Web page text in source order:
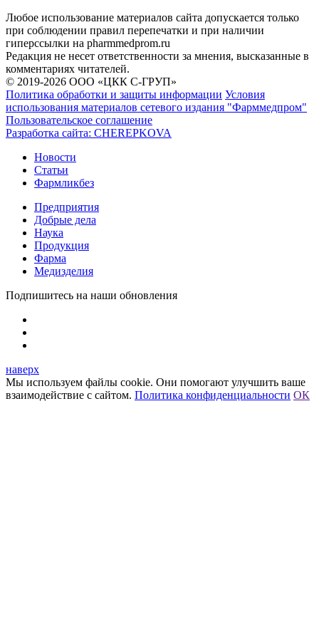
Любое использование материалов сайта допускается только
при соблюдении правил перепечатки и при наличии
гиперссылки на pharmmedprom.ru
Редакция не несет ответственности за мнения, высказанные в
комментариях читателей.
© 2019-2026 ООО «ЦКК С-ГРУП»
Политика обработки и защиты информации Условия
использования материалов сетевого издания "Фарммедпром"
Пользовательское соглашение
Разработка сайта: CHEREPKOVA
Новости
Статьи
Фармликбез
Предприятия
Добрые дела
Наука
Продукция
Фарма
Медизделия
Подпишитесь на наши обновления
наверх
Мы используем файлы cookie. Они помогают улучшить ваше
взаимодействие с сайтом. Политика конфиденциальности ОК